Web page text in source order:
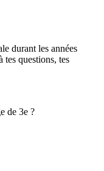
durant les années
tes questions, tes
de 3e ?